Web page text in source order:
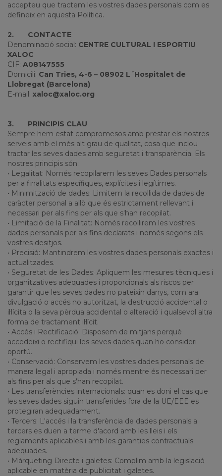
accepteu que tractem les vostres dades personals com es
defineix en aquesta Política.
2. CONTACTE
Denominació social: CENTRE CULTURAL I ESPORTIU
XALOC
CIF: A08147555
Domicili: Can Tries, 4-6 – 08902 L´Hospitalet de
Llobregat (Barcelona)
E-mail: xaloc@xaloc.org
3. PRINCIPIS CLAU
Sempre hem estat compromesos amb prestar els nostres
serveis amb el més alt grau de qualitat, cosa que inclou
tractar les seves dades amb seguretat i transparència. Els
nostres principis són:
• Legalitat: Només recopilarem les seves Dades personals
per a finalitats específiques, explícites i legítimes.
• Minimització de dades: Limitem la recollida de dades de
caràcter personal a allò que és estrictament rellevant i
necessari per als fins per als que s'han recopilat.
• Limitació de la Finalitat: Només recollirem les vostres
dades personals per als fins declarats i només segons els
vostres desitjos.
• Precisió: Mantindrem les vostres dades personals exactes i
actualitzades.
• Seguretat de les Dades: Apliquem les mesures tècniques i
organitzatives adequades i proporcionals als riscos per
garantir que les seves dades no pateixin danys, com ara
divulgació o accés no autoritzat, la destrucció accidental o
il·lícita o la seva pèrdua accidental o alteració i qualsevol altra
forma de tractament il·lícit.
• Accés i Rectificació: Disposem de mitjans perquè
accedeixi o rectifiqui les seves dades quan ho consideri
oportú.
• Conservació: Conservem les vostres dades personals de
manera legal i apropiada i només mentre és necessari per
als fins per als que s'han recopilat.
• Les transferències internacionals: quan es doni el cas que
les seves dades siguin transferides fora de la UE/EEE es
protegiran adequadament.
• Tercers: L'accés i la transferència de dades personals a
tercers es duen a terme d'acord amb les lleis i els
reglaments aplicables i amb les garanties contractuals
adequades.
• Màrqueting Directe i galetes: Complim amb la legislació
aplicable en matèria de publicitat i galetes.